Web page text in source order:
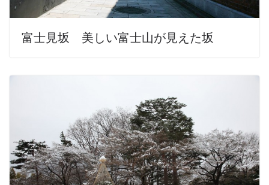
富士見坂 美しい富士山が見えた坂